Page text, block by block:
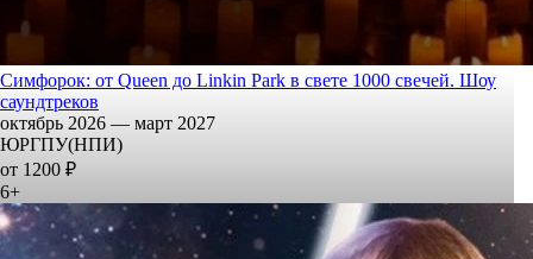
Симфорок: от Queen до Linkin Park в свете 1000 свечей. Шоу
саундтреков
октябрь 2026 — март 2027
ЮРГПУ(НПИ)
от 1200 ₽
6+